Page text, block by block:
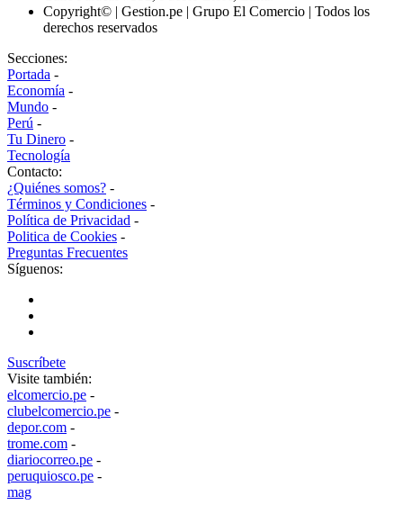
Copyright© | Gestion.pe | Grupo El Comercio | Todos los
derechos reservados
Secciones:
Portada -
Economía -
Mundo -
Perú -
Tu Dinero -
Tecnología
Contacto:
¿Quiénes somos? -
Términos y Condiciones -
Política de Privacidad -
Politica de Cookies -
Preguntas Frecuentes
Síguenos:
Suscríbete
Visite también:
elcomercio.pe -
clubelcomercio.pe -
depor.com -
trome.com -
diariocorreo.pe -
peruquiosco.pe -
mag